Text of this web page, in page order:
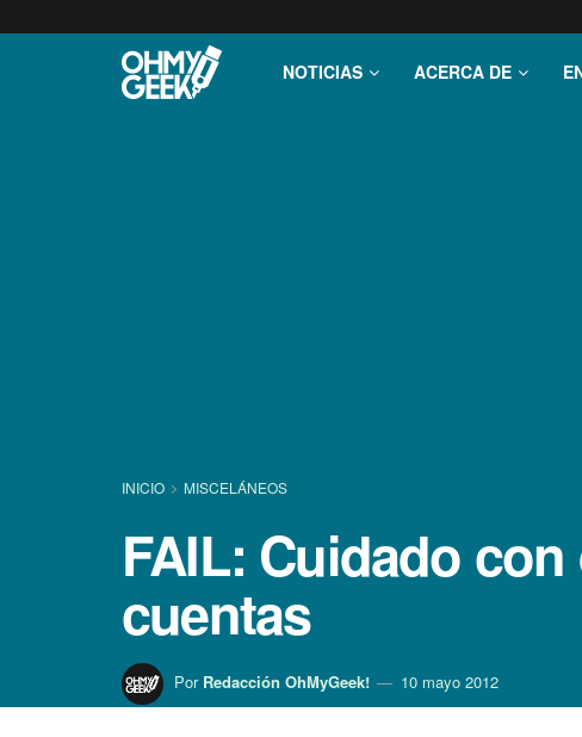
NOTICIAS ACERCA DE
INICIO MISCELÁNEOS
FAIL: Cuidado
cuentas
Por Redacción OhMyGeek! 10 mayo 2012